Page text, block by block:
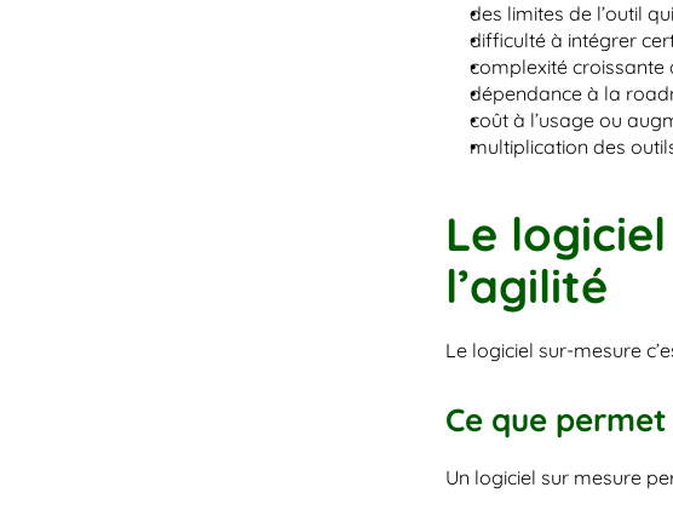
des limites de l’outil
difficulté à intégrer
complexité croissante
dépendance à la
coût à l’usage ou
multiplication des
Le
l’agilité
Le logiciel sur-mesure
Ce que
Un logiciel sur mesure